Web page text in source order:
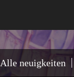
Alle neuigkeiten